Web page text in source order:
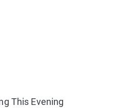
This Evening